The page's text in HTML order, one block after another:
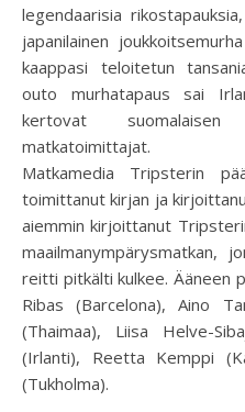
legendaarisia
japanilainen
kaappasi teloitetun
outo murhatapaus sai
kertovat
matkatoimittajat.
Matkamedia Tripsterin
toimittanut kirjan ja
aiemmin kirjoittanut
maailmanympärysmatkan,
reitti pitkälti kulkee. Ääneen
Ribas (Barcelona), Aino
(Thaimaa), Liisa Helve-
(Irlanti), Reetta Kemppi
(Tukholma).